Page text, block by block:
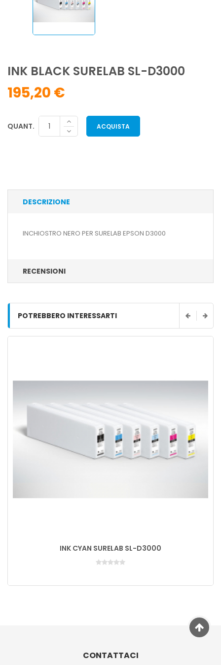
INK BLACK SURELAB SL-D3000
195,20 €
QUANT. ACQUISTA
DESCRIZIONE
INCHIOSTRO NERO PER SURELAB EPSON D3000
RECENSIONI
POTREBBERO INTERESSARTI
INK CYAN SURELAB SL-D3000
CONTATTACI